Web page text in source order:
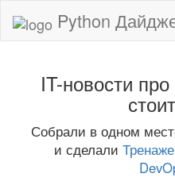
Python
IT-новости
Собрали в одном
и сделали